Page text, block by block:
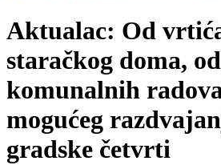
Aktualac: Od
staračkog doma, od
komunalnih
mogućeg
gradske četvrti